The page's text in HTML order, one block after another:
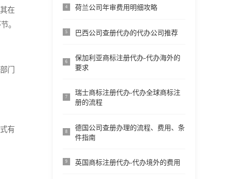
在
。
门
有
4 荷兰公司年审费用明细攻略
5 巴西公司查册代办的代办公司推荐
6
保加利亚商标注册代办-代办海外的
要求
7
瑞士商标注册代办-代办全球商标注
册的流程
8
德国公司查册办理的流程、费用、条
件指南
9 英国商标注册代办-代办境外的费用